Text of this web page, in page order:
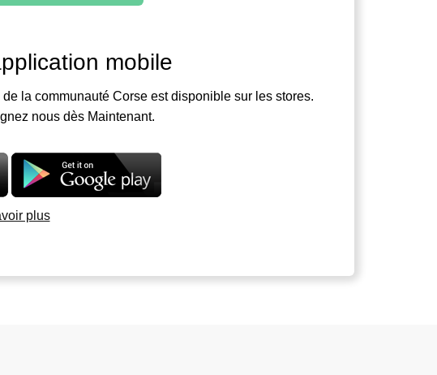
mobile
la communauté Corse est disponible sur les stores.
nous dès Maintenant.
plus